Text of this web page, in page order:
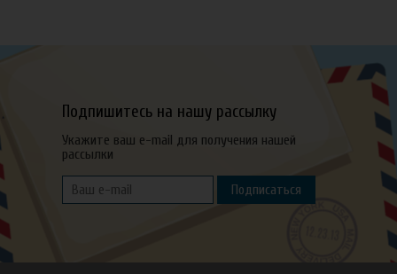
Подпишитесь на нашу рассылку
Укажите ваш e-mail для получения нашей
рассылки
Подписаться